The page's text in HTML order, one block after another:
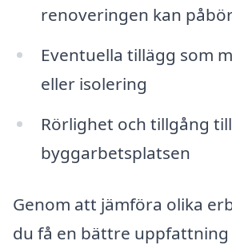
renoveringen kan
Eventuella tillägg som
eller isolering
Rörlighet och tillgång till
byggarbetsplatsen
Genom att jämföra olika
du få en bättre uppfattning